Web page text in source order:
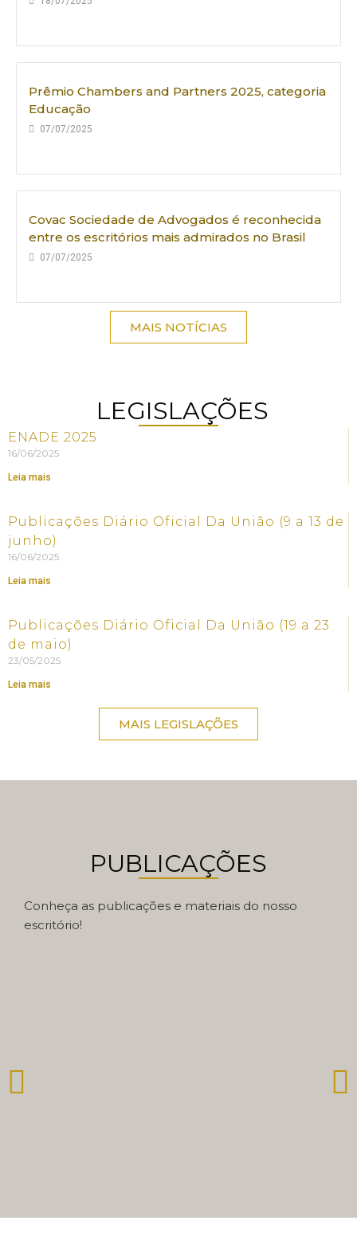
Prêmio Chambers and Partners 2025, categoria
Educação
07/07/2025
Covac Sociedade de Advogados é reconhecida
entre os escritórios mais admirados no Brasil
07/07/2025
MAIS NOTÍCIAS
LEGISLAÇÕES
ENADE 2025
16/06/2025
Leia mais
Publicações Diário Oficial Da União (9 a 13 de
junho)
16/06/2025
Leia mais
Publicações Diário Oficial Da União (19 a 23
de maio)
23/05/2025
Leia mais
MAIS LEGISLAÇÕES
PUBLICAÇÕES
Conheça as publicações e materiais do nosso
escritório!
Programa